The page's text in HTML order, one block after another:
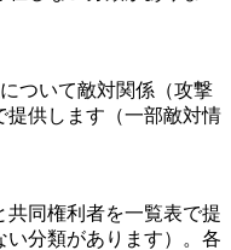
ついて敵対関係（攻撃
提供します（一部敵対情
同権利者を一覧表で提
分類があります）。各